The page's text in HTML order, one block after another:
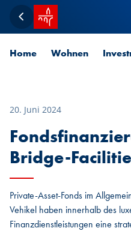
Zurück
Startseite SPUERKEESS
Home Wohnen
20. Juni 2024
Bridge-
Private-Asset-Fonds im
Vehikel haben innerhalb des
Finanzdienstleistungen eine